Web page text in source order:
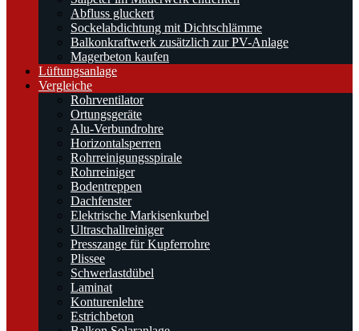
Abfluss gluckert
Sockelabdichtung mit Dichtschlämme
Balkonkraftwerk zusätzlich zur PV-Anlage
Magerbeton kaufen
Lüftungsanlage
Vergleiche
Rohrventilator
Ortungsgeräte
Alu-Verbundrohre
Horizontalsperren
Rohrreinigungsspirale
Rohrreiniger
Bodentreppen
Dachfenster
Elektrische Markisenkurbel
Ultraschallreiniger
Presszange für Kupferrohre
Plissee
Schwerlastdübel
Laminat
Konturenlehre
Estrichbeton